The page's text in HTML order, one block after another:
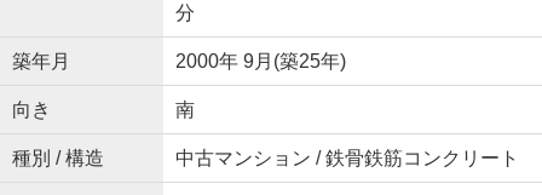
分
築年月 2000年 9月(築25年)
向き 南
種別 / 構造 中古マンション / 鉄骨鉄筋コンクリート